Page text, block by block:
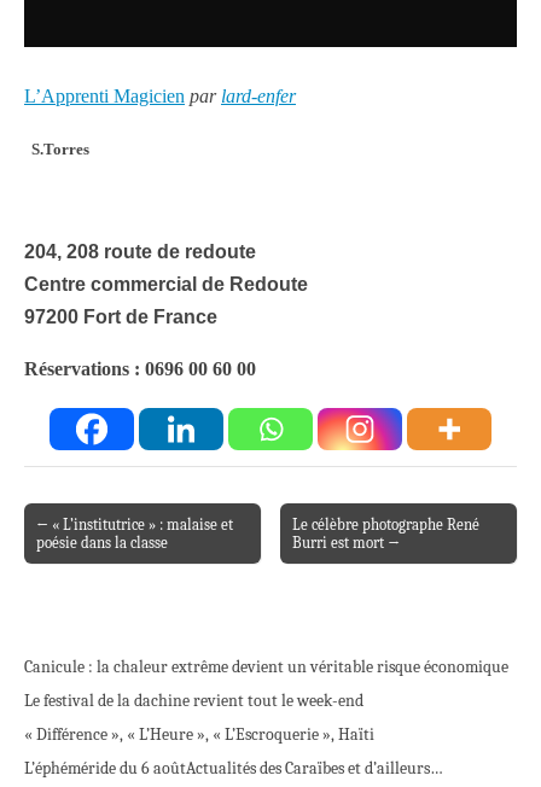
L’Apprenti Magicien par lard-enfer
S.Torres
204, 208 route de redoute
Centre commercial de Redoute
97200 Fort de France
Réservations : 0696 00 60 00
Post navigation
← « L’institutrice » : malaise et
poésie dans la classe
Le célèbre photographe René
Burri est mort →
Canicule : la chaleur extrême devient un véritable risque économique
Le festival de la dachine revient tout le week-end
« Différence », « L’Heure », « L’Escroquerie », Haïti
L’éphéméride du 6 aoûtActualités des Caraïbes et d’ailleurs…